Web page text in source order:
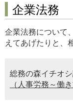
企業法務
企業法務について
えてあげたりと、
総務の森イチオ
（人事労務～働